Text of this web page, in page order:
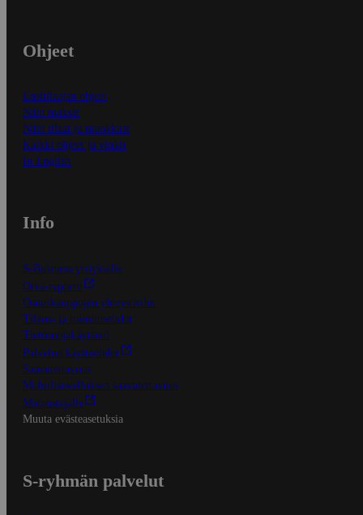
Ohjeet
Ensitilaajan ohjeet
Näin maksat
Näin tilaat ja muokkaat
Kaikki ohjeet ja vinkit
In English
Info
S-Business yrityksille
Oiva-raportit
Osuuskauppojen yhteystiedot
Tilaus- ja toimitusehdot
Tietosuojakäytäntö
Palvelun käyttöehdot
Saavutettavuus
Mobiilisovelluksen saavutettavuus
Mainostajalle
Muuta evästeasetuksia
S-ryhmän palvelut